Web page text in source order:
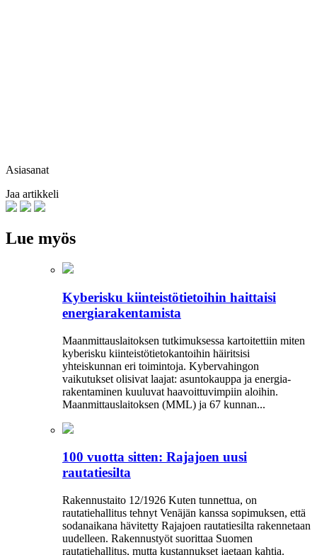
Asiasanat
Jaa artikkeli
Lue myös
Kyberisku kiinteistötietoihin haittaisi
energiarakentamista
Maanmittauslaitoksen tutkimuksessa kartoitettiin miten
kyberisku kiinteistö­tietokantoihin häiritsisi
yhteiskunnan eri toimintoja. Kyber­vahingon
vaikutukset olisivat laajat: asuntokauppa ja energia­
rakentaminen kuuluvat haavoittuvimpiin aloihin.
Maanmittauslaitoksen (MML) ja 67 kunnan...
100 vuotta sitten: Rajajoen uusi
rautatiesilta
Rakennustaito 12/1926 Kuten tunnettua, on
rautatiehallitus tehnyt Venäjän kanssa sopimuksen, että
sodanaikana hävitetty Rajajoen rautatiesilta rakennetaan
uudelleen. Rakennustyöt suorittaa Suomen
rautatiehallitus, mutta kustannukset jaetaan kahtia.